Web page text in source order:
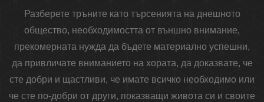
Разберете тръните като търсенията на днешното
общество, необходимостта от външно внимание,
прекомерната нужда да бъдете материално успешни,
да привличате вниманието на хората, да доказвате, че
сте добри и щастливи, че имате всичко необходимо или
че сте по-добри от други, показващи живота си и своите